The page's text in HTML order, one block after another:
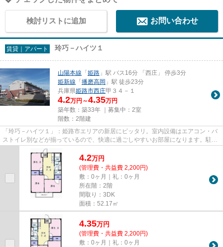
検討リストに追加 お問い合わせ
賃貸｜アパート 玲巧－ハイツ１
山陽本線 「姫路 」駅 バス16分 「西庄」 停歩3分
姫新線 「播磨高岡 」駅 徒歩23分
兵庫県姫路市西庄甲３４－１
4.2万円～4.35万円
築年数：築33年 ｜募集中： 2室
階数：2階建
「玲巧－ハイツ１」：姫路市エリアの新居にピッタリ。室内設備はエアコン・バ
ストイレ別などが揃っているので、快適に過ごしやすいお部屋になります。駐輪
場が併設されている物件です...
4.2万円
(管理費・共益費 2,200円)
敷：0ヶ月｜礼：0ヶ月
所在階：2階
間取り：3DK
面積：52.17㎡
4.35万円
(管理費・共益費 2,200円)
敷：0ヶ月｜礼：0ヶ月